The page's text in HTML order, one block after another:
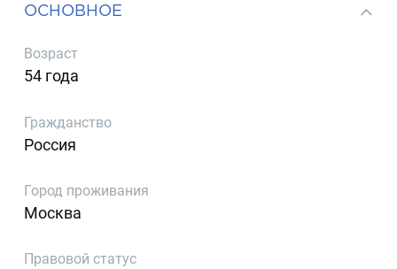
ОСНОВНОЕ
Возраст
54 года
Гражданство
Россия
Город проживания
Москва
Правовой статус